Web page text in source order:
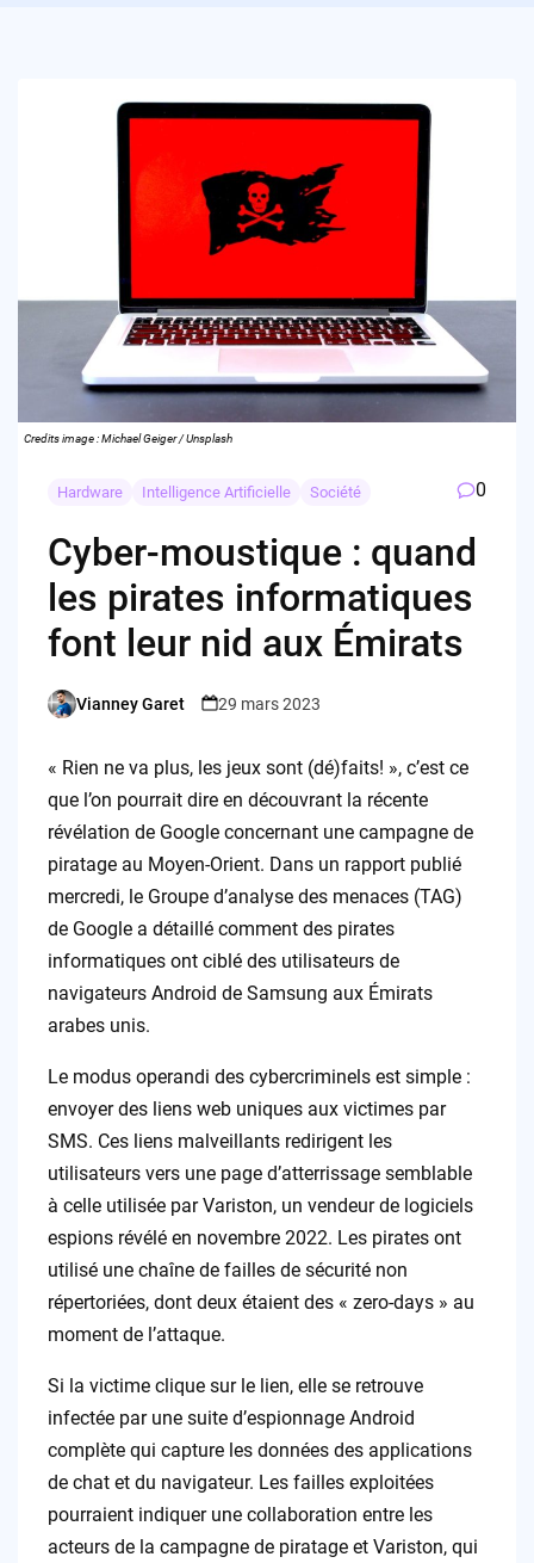
Credits image : Michael Geiger / Unsplash
Hardware Intelligence Artificielle Société 0
Cyber-moustique : quand
les pirates informatiques
font leur nid aux Émirats
Posted
Vianney Garet 29 mars 2023
« Rien ne va plus, les jeux sont (dé)faits! », c’est ce
que l’on pourrait dire en découvrant la récente
révélation de Google concernant une campagne de
piratage au Moyen-Orient. Dans un rapport publié
mercredi, le Groupe d’analyse des menaces (TAG)
de Google a détaillé comment des pirates
informatiques ont ciblé des utilisateurs de
navigateurs Android de Samsung aux Émirats
arabes unis.
Le modus operandi des cybercriminels est simple :
envoyer des liens web uniques aux victimes par
SMS. Ces liens malveillants redirigent les
utilisateurs vers une page d’atterrissage semblable
à celle utilisée par Variston, un vendeur de logiciels
espions révélé en novembre 2022. Les pirates ont
utilisé une chaîne de failles de sécurité non
répertoriées, dont deux étaient des « zero-days » au
moment de l’attaque.
Si la victime clique sur le lien, elle se retrouve
infectée par une suite d’espionnage Android
complète qui capture les données des applications
de chat et du navigateur. Les failles exploitées
pourraient indiquer une collaboration entre les
acteurs de la campagne de piratage et Variston, qui